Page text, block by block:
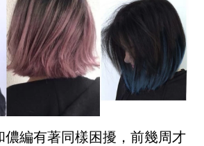
儂編有著同樣困擾，前幾周才